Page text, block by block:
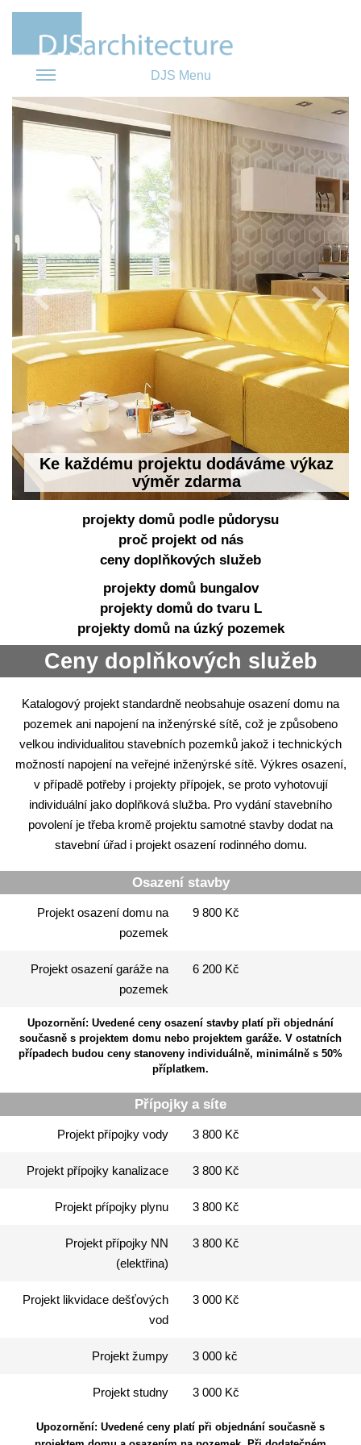
DJS Menu
Ke každému projektu dodáváme výkaz
výměr zdarma
projekty domů podle půdorysu
proč projekt od nás
ceny doplňkových služeb
projekty domů bungalov
projekty domů do tvaru L
projekty domů na úzký pozemek
Ceny doplňkových služeb
Katalogový projekt standardně neobsahuje osazení domu na
pozemek ani napojení na inženýrské sítě, což je způsobeno
velkou individualitou stavebních pozemků jakož i technických
možností napojení na veřejné inženýrské sítě. Výkres osazení,
v případě potřeby i projekty přípojek, se proto vyhotovují
individuální jako doplňková služba. Pro vydání stavebního
povolení je třeba kromě projektu samotné stavby dodat na
stavební úřad i projekt osazení rodinného domu.
Osazení stavby
Projekt osazení domu na
pozemek
9 800 Kč
Projekt osazení garáže na
pozemek
6 200 Kč
Upozornění: Uvedené ceny osazení stavby platí při objednání
současně s projektem domu nebo projektem garáže. V ostatních
případech budou ceny stanoveny individuálně, minimálně s 50%
příplatkem.
Přípojky a síte
Projekt přípojky vody 3 800 Kč
Projekt přípojky kanalizace 3 800 Kč
Projekt pŕípojky plynu 3 800 Kč
Projekt přípojky NN
(elektřina)
3 800 Kč
Projekt likvidace dešťových
vod
3 000 Kč
Projekt žumpy 3 000 kč
Projekt studny 3 000 Kč
Upozornění: Uvedené ceny platí při objednání současně s